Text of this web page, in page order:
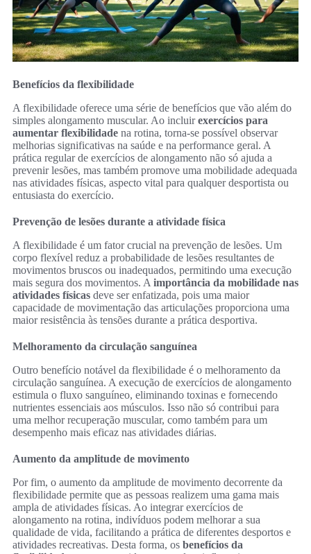
Benefícios da flexibilidade
A flexibilidade oferece uma série de benefícios que vão além do
simples alongamento muscular. Ao incluirexercícios para
aumentar flexibilidade na rotina, torna-se possível observar
melhorias significativas na saúde e na performance geral. A
prática regular de exercícios de alongamento não só ajuda a
prevenir lesões, mas também promove uma mobilidade adequada
nas atividades físicas, aspecto vital para qualquer desportista ou
entusiasta do exercício.
Prevenção de lesões durante a atividade física
A flexibilidade é um fator crucial na prevenção de lesões. Um
corpo flexível reduz a probabilidade de lesões resultantes de
movimentos bruscos ou inadequados, permitindo uma execução
mais segura dos movimentos. A importância da mobilidade nas
atividades físicas deve ser enfatizada, pois uma maior
capacidade de movimentação das articulações proporciona uma
maior resistência às tensões durante a prática desportiva.
Melhoramento da circulação sanguínea
Outro benefício notável da flexibilidade é o melhoramento da
circulação sanguínea. A execução de exercícios de alongamento
estimula o fluxo sanguíneo, eliminando toxinas e fornecendo
nutrientes essenciais aos músculos. Isso não só contribui para
uma melhor recuperação muscular, como também para um
desempenho mais eficaz nas atividades diárias.
Aumento da amplitude de movimento
Por fim, o aumento da amplitude de movimento decorrente da
flexibilidade permite que as pessoas realizem uma gama mais
ampla de atividades físicas. Ao integrar exercícios de
alongamento na rotina, indivíduos podem melhorar a sua
qualidade de vida, facilitando a prática de diferentes desportos e
atividades recreativas. Desta forma, os benefícios da